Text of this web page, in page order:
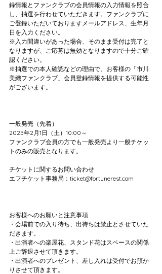
録情報とファンクラブの会員情報の入力情報を照合
し、抽選を行わせていただきます。ファンクラブに
ご登録いただいておりますメールアドレス、生年月
日を入力ください。
※入力間違いがあった場合、そのまま受付は完了と
なりますが、ご応募は無効となりますので十分ご確
認ください。
※抽選での本人確認などの理由で、お客様の「市川
美織ファンクラブ」会員登録情報を提供する可能性
がございます。
一般発売（先着）
2025年2月1日（土）10:00～
ファンクラブ会員の方でも一般発売より一般チケッ
トのみの販売となります。
チケットに関するお問い合わせ
エフチケット事務局：ticket@fortunerest.com
お客様へのお願いと注意事項
・会場前での入り待ち、出待ちは禁止とさせていた
だきます。
・出演者への楽屋花、スタンド花はスペースの関係
上ご辞退させて頂きます。
・出演者へのプレゼント、差し入れは受付でお預か
りさせて頂きます。